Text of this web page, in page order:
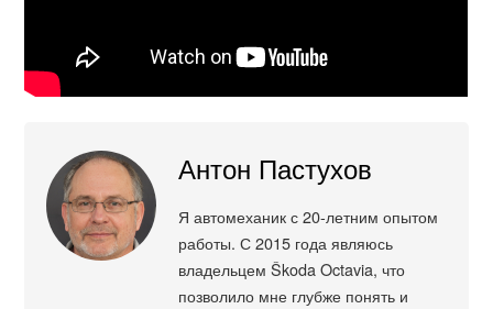
Антон Пастухов
Я автомеханик с 20-летним опытом
работы. С 2015 года являюсь
владельцем Škoda Octavia, что
позволило мне глубже понять и